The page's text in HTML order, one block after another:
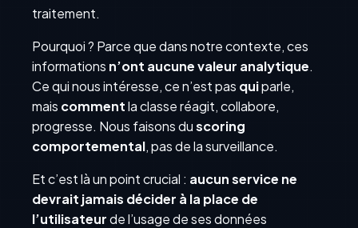
traitement.
Pourquoi ? Parce que dans notre contexte, ces
informations n’ont aucune valeur analytique.
Ce qui nous intéresse, ce n’est pas quiparle,
mais commentla classe réagit, collabore,
progresse. Nous faisons duscoring
comportemental, pas de la surveillance.
Et c’est là un point crucial : aucun service ne
devrait jamais décider à la place de
l’utilisateurde l’usage de ses données